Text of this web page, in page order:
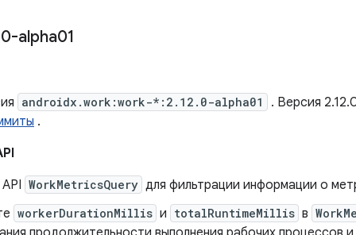
0-alpha01
androidx.work:work-*:2.12.0-alpha01
. Версия
.
WorkMetricsQuery для фильтрации информации о
workerDurationMillis и totalRuntimeMillis в